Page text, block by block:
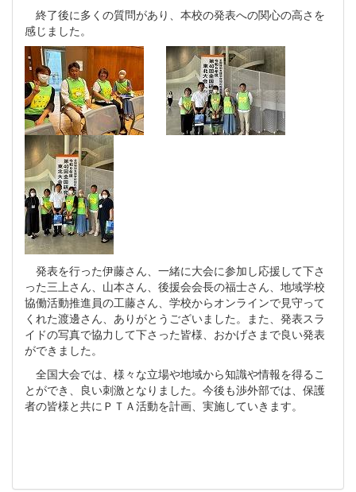
終了後に多くの質問があり、本校の発表への関心の高さを
感じました。
発表を行った伊藤さん、一緒に大会に参加し応援して下さ
った三上さん、山本さん、後援会会長の福士さん、地域学校
協働活動推進員の工藤さん、学校からオンラインで見守って
くれた渡邊さん、ありがとうございました。また、発表スラ
イドの写真で協力して下さった皆様、おかげさまで良い発表
ができました。
全国大会では、様々な立場や地域から知識や情報を得るこ
とができ、良い刺激となりました。今後も渉外部では、保護
者の皆様と共にＰＴＡ活動を計画、実施していきます。